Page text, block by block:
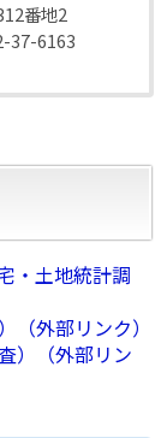
番地2
37-6163
・土地統計調
外部リンク）
）（外部リン